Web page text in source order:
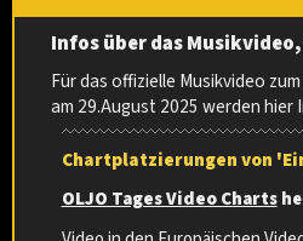
Infos über das
Für das offizielle Musikvideo
am 29.August 2025 werden
Chartplatzierungen von
OLJO Tages Video Charts